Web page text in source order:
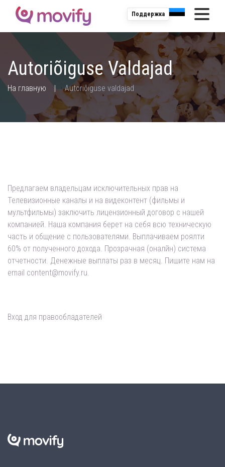
Поддержка
Autoriõiguse Valdajad
На главную Autoriõiguse valdajad
Предлагаем владельцам исключительных прав на
Телевизионные каналы и на видеконтент (фильмы и
мультфильмы) заключить лицензионный договор с нашей
компанией. Наша компания берет на себя всю техническую
часть и общение с пользователями. Выплачиваем роялти
60% от полученного дохода. Прозрачная (оналйн) система
отчетности. Денежные выплаты раз в месяц. Пишите нам на
email content@movify.ru.
Вход для правообладателей